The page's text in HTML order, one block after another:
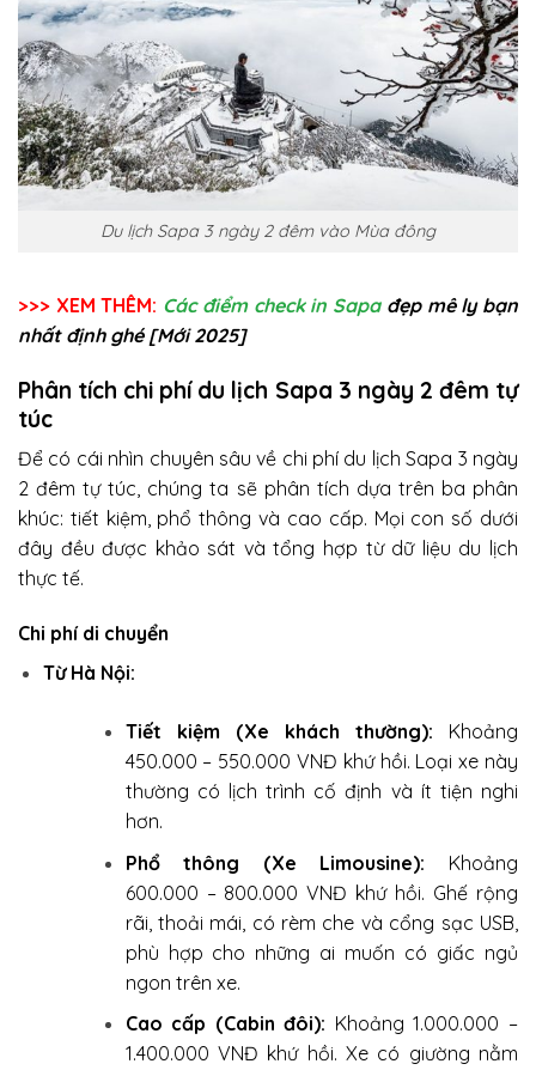
Du lịch Sapa 3 ngày 2 đêm vào Mùa đông
>>> XEM THÊM: Các điểm check in Sapa đẹp mê ly bạn
nhất định ghé [Mới 2025]
Phân tích chi phí du lịch Sapa 3 ngày 2 đêm tự
túc
Để có cái nhìn chuyên sâu về chi phí du lịch Sapa 3 ngày
2 đêm tự túc, chúng ta sẽ phân tích dựa trên ba phân
khúc: tiết kiệm, phổ thông và cao cấp. Mọi con số dưới
đây đều được khảo sát và tổng hợp từ dữ liệu du lịch
thực tế.
Chi phí di chuyển
Từ Hà Nội:
Tiết kiệm (Xe khách thường): Khoảng
450.000 – 550.000 VNĐ khứ hồi. Loại xe này
thường có lịch trình cố định và ít tiện nghi
hơn.
Phổ thông (Xe Limousine): Khoảng
600.000 – 800.000 VNĐ khứ hồi. Ghế rộng
rãi, thoải mái, có rèm che và cổng sạc USB,
phù hợp cho những ai muốn có giấc ngủ
ngon trên xe.
Cao cấp (Cabin đôi): Khoảng 1.000.000 –
1.400.000 VNĐ khứ hồi. Xe có giường nằm